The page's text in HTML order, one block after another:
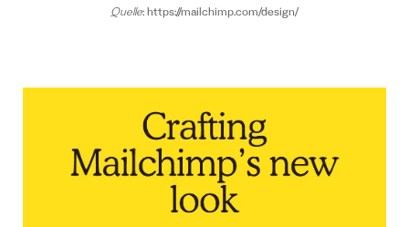
Quelle: https://mailchimp.com/design/